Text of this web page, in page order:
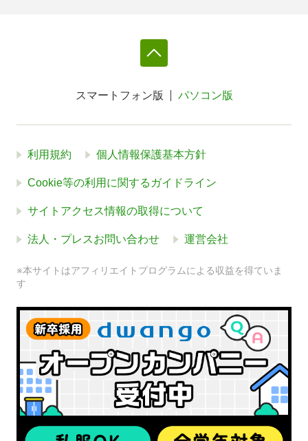
スマートフォン版 パソコン版
利用規約 個人情報保護基本方針
Cookie等の利用に関するガイドライン
サイトアクセス情報の取得について
法人・プレスお問い合わせ 運営会社
※本サイトはアフィリエイトプログラムによる収益を得ていま
す